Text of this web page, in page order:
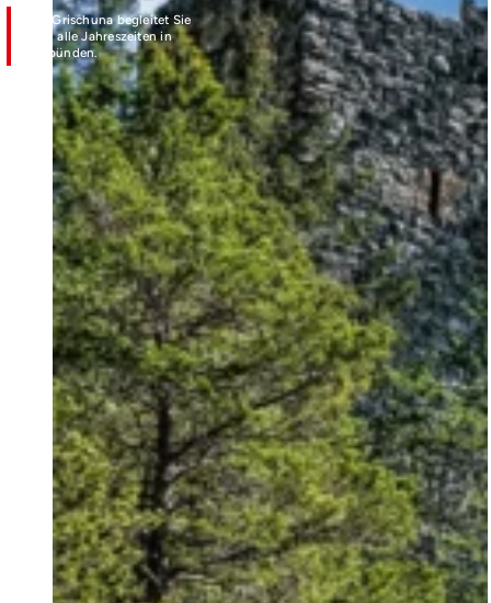
Terra Grischuna begleitet Sie
durch alle Jahreszeiten in
Graubünden.